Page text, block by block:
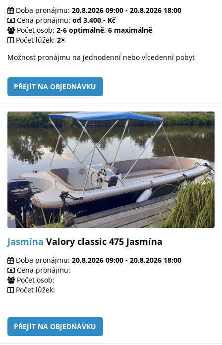
Doba pronájmu: 20.8.2026 09:00 - 20.8.2026 18:00
Cena pronájmu: od 3.400,- Kč
Počet osob: 2-6 optimálně, 6 maximálně
Počet lůžek: 2×
Možnost pronájmu na jednodenní nebo vícedenní pobyt
PŘEJÍT NA OBJEDNÁVKU
Jasmína Valory classic 475 Jasmína
Doba pronájmu: 20.8.2026 09:00 - 20.8.2026 18:00
Cena pronájmu:
Počet osob:
Počet lůžek:
PŘEJÍT NA OBJEDNÁVKU